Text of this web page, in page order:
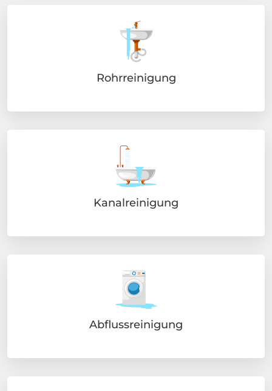
Rohrreinigung
Kanalreinigung
Abflussreinigung